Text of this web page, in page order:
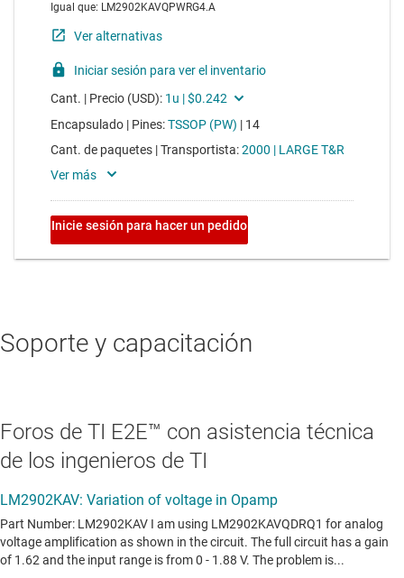
Soporte y capacitación
Foros de TI E2E™ con asistencia técnica
de los ingenieros de TI